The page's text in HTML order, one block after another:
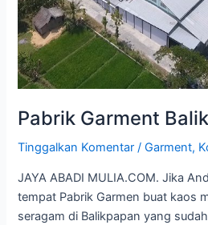
Pabrik Garment
Tinggalkan Komentar /Garment,
JAYA ABADI MULIA.COM. Jika
tempat Pabrik Garmen buat kaos
seragam di Balikpapan yang